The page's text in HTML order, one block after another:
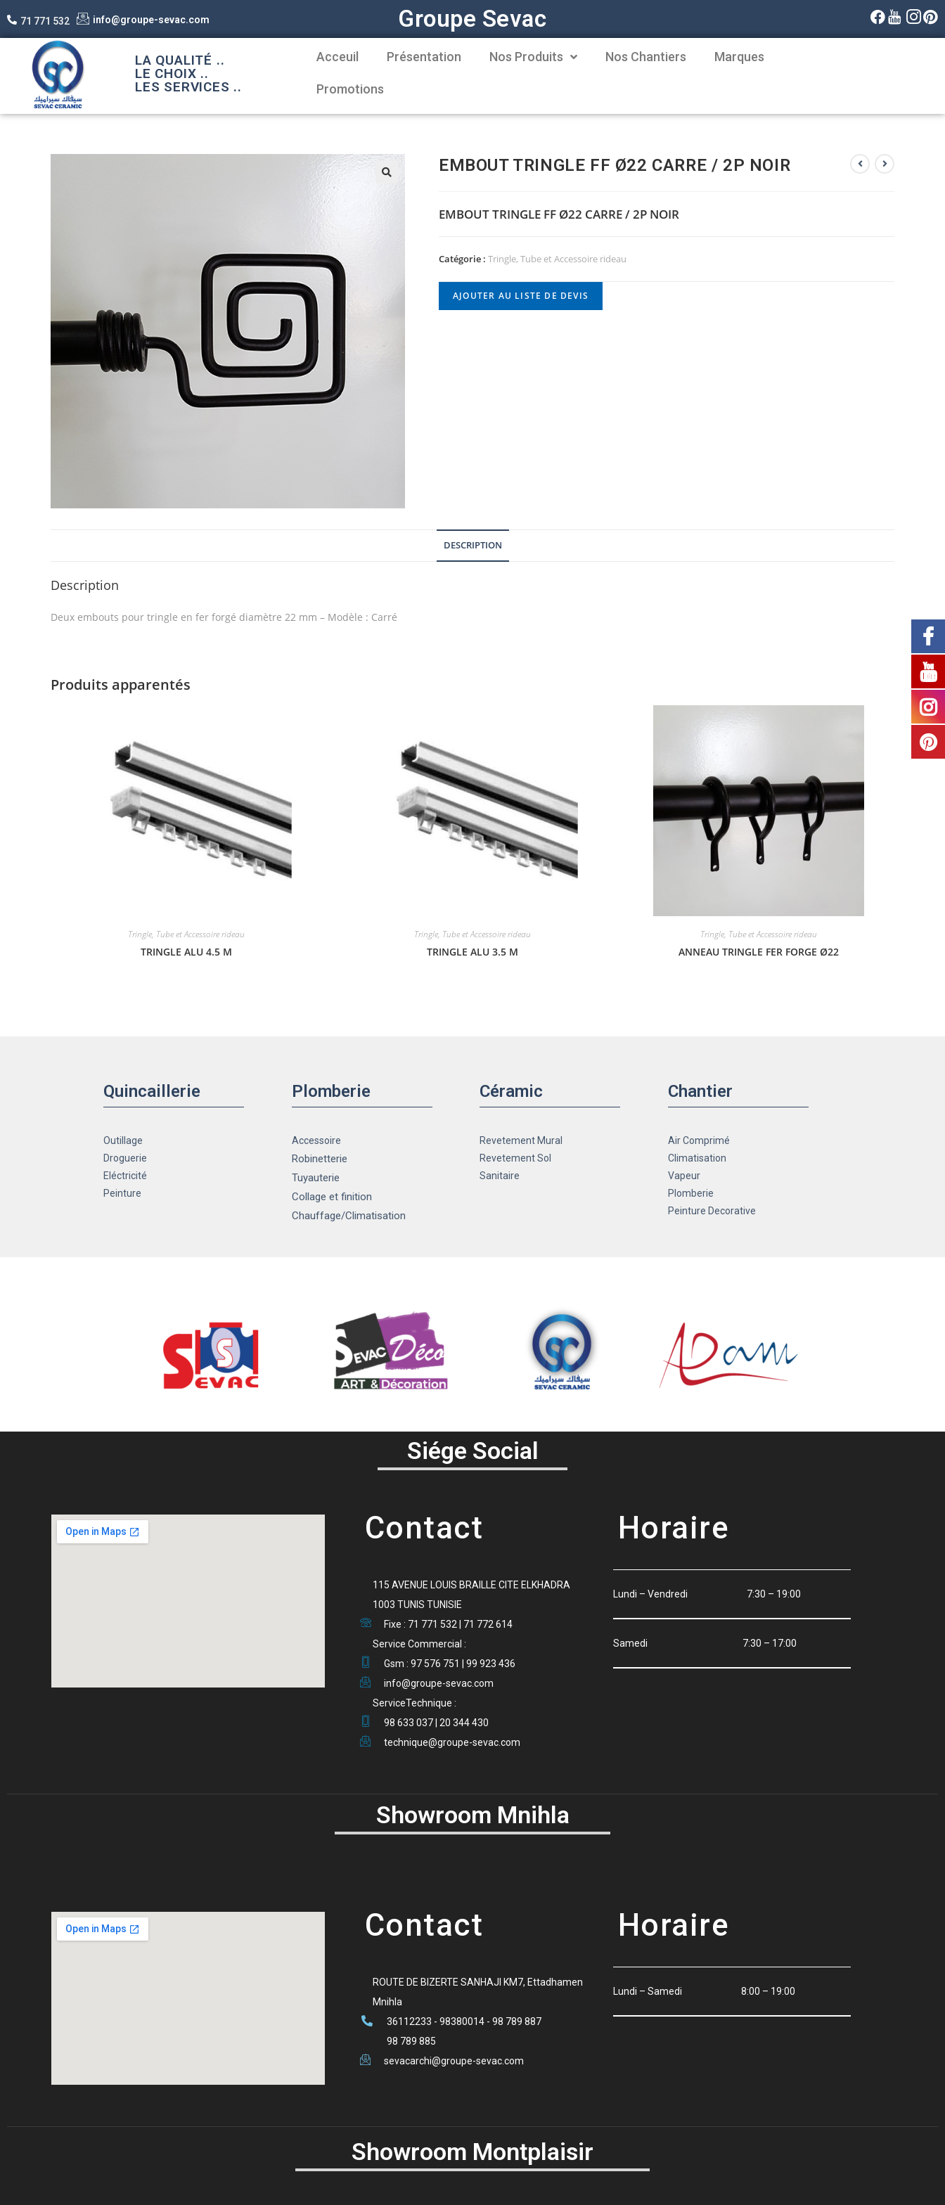
71 771 532 info@groupe-sevac.com Groupe Sevac
LA QUALITÉ ..
LE CHOIX ..
LES SERVICES ..
Acceuil Présentation Nos Produits Nos Chantiers Marques
Promotions
EMBOUT TRINGLE FF Ø22 CARRE / 2P NOIR
EMBOUT TRINGLE FF Ø22 CARRE / 2P NOIR
Catégorie : Tringle, Tube et Accessoire rideau
AJOUTER AU LISTE DE DEVIS
DESCRIPTION
Description
Deux embouts pour tringle en fer forgé diamètre 22 mm – Modèle : Carré
Produits apparentés
Tringle, Tube et Accessoire rideau
TRINGLE ALU 4.5 M
Tringle, Tube et Accessoire rideau
TRINGLE ALU 3.5 M
Tringle, Tube et Accessoire rideau
ANNEAU TRINGLE FER FORGE Ø22
Quincaillerie
Outillage
Droguerie
Eléctricité
Peinture
Plomberie
Accessoire
Robinetterie
Tuyauterie
Collage et finition
Chauffage/Climatisation
Céramic
Revetement Mural
Revetement Sol
Sanitaire
Chantier
Air Comprimé
Climatisation
Vapeur
Plomberie
Peinture Decorative
Siége Social
Contact
115 AVENUE LOUIS BRAILLE CITE ELKHADRA
1003 TUNIS TUNISIE
Fixe : 71 771 532 | 71 772 614
Service Commercial :
Gsm : 97 576 751 | 99 923 436
info@groupe-sevac.com
ServiceTechnique :
98 633 037 | 20 344 430
technique@groupe-sevac.com
Horaire
Lundi – Vendredi 7:30 – 19:00
Samedi 7:30 – 17:00
Showroom Mnihla
Contact
ROUTE DE BIZERTE SANHAJI KM7, Ettadhamen
Mnihla
36112233 - 98380014 - 98 789 887
98 789 885
sevacarchi@groupe-sevac.com
Horaire
Lundi – Samedi 8:00 – 19:00
Showroom Montplaisir